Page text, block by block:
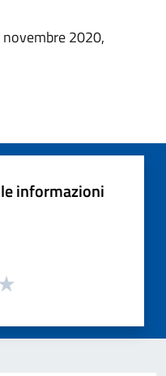
novembre 2020,
informazioni